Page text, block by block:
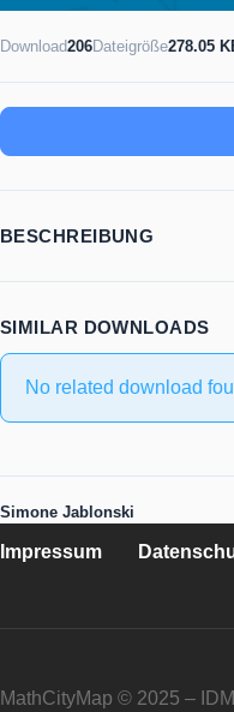
Download206Dateigröße278.05
BESCHREIBUNG
SIMILAR DOWNLOADS
No related download
Simone Jablonski
Impressum
MathCityMap © 2025 –